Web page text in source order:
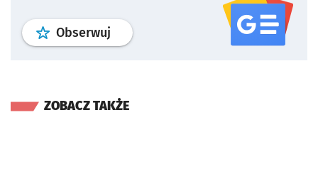
Obserwuj profil serwisu
ZOBACZ TAKŻE